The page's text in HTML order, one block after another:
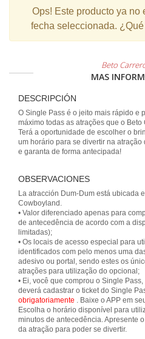
Ops! Este producto ya no
fecha seleccionada.
Beto
MAS
DESCRIPCIÓN
O Single Pass é o jeito mais rápido e
máximo todas as atrações que o
Terá a oportunidade de escolher o
um horário para se divertir na atração
e garanta de forma antecipada!
OBSERVACIONES
La atracción Dum-Dum está ubicada
Cowboyland.
• Valor diferenciado apenas para
de antecedência de acordo com a
limitadas);
• Os locais de acesso especial para
identificados com pelo menos uma
adesivo ou portal, sendo estes os
atrações para utilização do opcional;
• Ei, você que comprou o Single
deverá cadastrar o ticket do Single
obrigatoriamente . Baixe o APP em
Escolha o horário disponível para
minutos de antecedência. Apresente
da atração para poder se divertir.